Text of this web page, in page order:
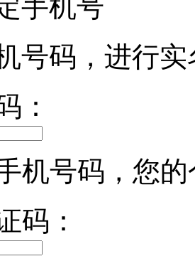
手机号
号码，进行
：
机号码，您
码：